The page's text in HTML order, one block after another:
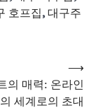
호프집,대구주
의 매력: 온라인
세계로의 초대
⟶